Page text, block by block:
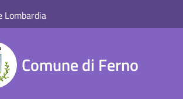
Lombardia
Comune di Ferno